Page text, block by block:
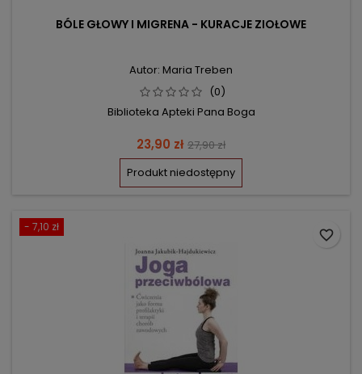
BÓLE GŁOWY I MIGRENA - KURACJE ZIOŁOWE
Autor: Maria Treben
(0)
Biblioteka Apteki Pana Boga
Cena
23,90 zł Cena
podstawowa
27,90 zł
Produkt niedostępny
- 7,10 zł
favorite_border